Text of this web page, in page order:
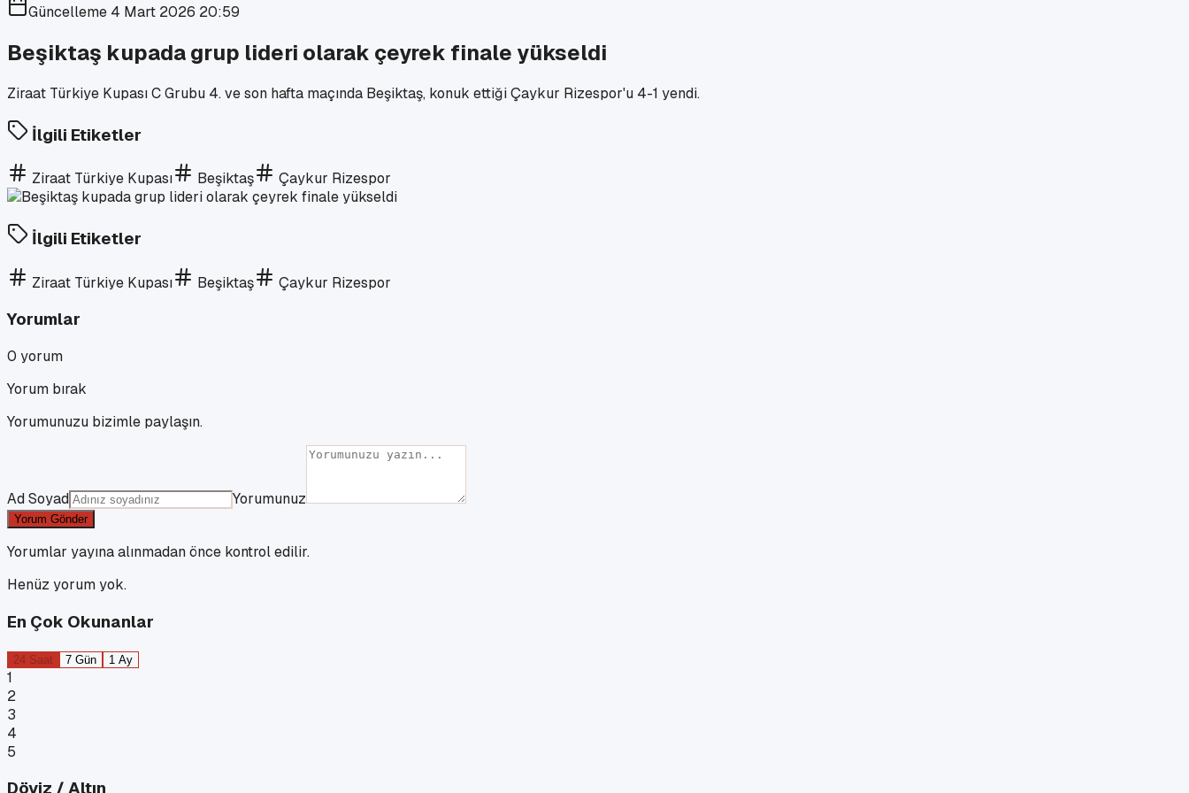
Güncelleme 4 Mart 2026 20:59
Beşiktaş kupada grup lideri olarak çeyrek finale yükseldi
Ziraat Türkiye Kupası C Grubu 4. ve son hafta maçında Beşiktaş, konuk ettiği Çaykur Rizespor'u 4-1 yendi.
İlgili Etiketler
Ziraat Türkiye Kupası Beşiktaş Çaykur Rizespor
İlgili Etiketler
Ziraat Türkiye Kupası Beşiktaş Çaykur Rizespor
Yorumlar
0 yorum
Yorum bırak
Yorumunuzu bizimle paylaşın.
Ad Soyad Yorumunuz
Yorum Gönder
Yorumlar yayına alınmadan önce kontrol edilir.
Henüz yorum yok.
En Çok Okunanlar
24 Saat 7 Gün 1 Ay
1
2
3
4
5
Döviz / Altın